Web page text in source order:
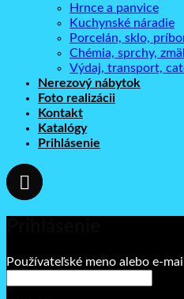
Hrnce a panvice
Kuchynské náradie
Porcelán, sklo,
Chémia, sprchy,
Výdaj, transport,
Nerezový nábytok
Foto realizácii
Kontakt
Katalógy
Prihlásenie
Používateľské meno alebo e-